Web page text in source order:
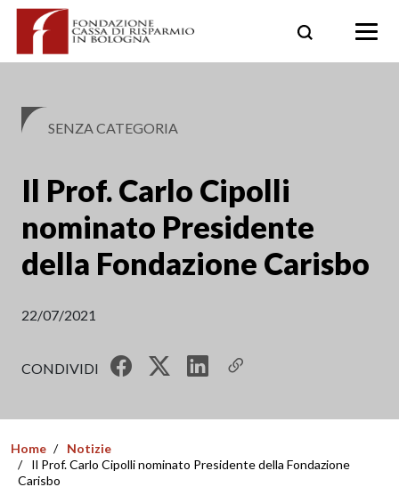
Skip
SENZA CATEGORIA
Il Prof. Carlo Cipolli
nominato Presidente
della Fondazione Carisbo
22/07/2021
CONDIVIDI
Home
Notizie
Il Prof. Carlo Cipolli nominato Presidente della Fondazione
Carisbo